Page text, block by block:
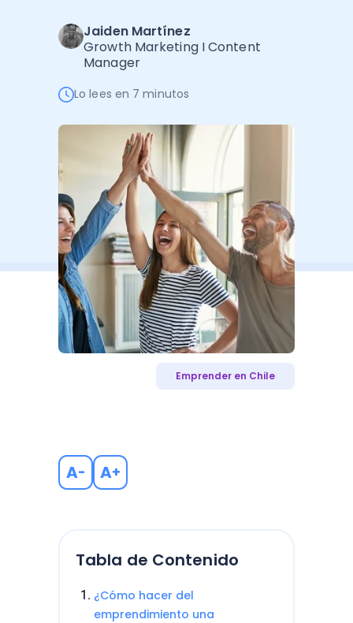
Administración Empresarial
Software Factura y Administración
Autores
Jaiden Martínez
Growth Marketing I Content
Manager
Lo lees en 7 minutos
Emprender en Chile
A- A+
Tabla de Contenido
¿Cómo hacer del
emprendimiento una